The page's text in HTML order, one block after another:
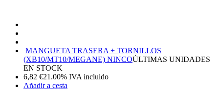
MANGUETA TRASERA + TORNILLOS
(XB10/MT10/MEGANE) NINCOÚLTIMAS UNIDADES
EN STOCK
6,82 €21.00% IVA incluido
Añadir a cesta